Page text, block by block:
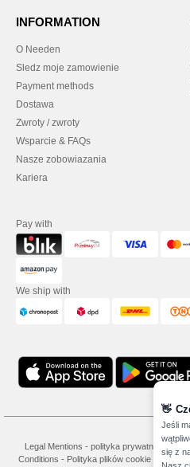
INFORMATION
O Needen
Sledz moje zamowienie
Payment methods
Dostawa
Zwroty / zwroty
Wsparcie & FAQs
Nasze zobowiazania
Kariera
Pay with
We ship with
Legal Mentions - polityka prywatności -
Conditions - Polityka plików cookie Site Map
👋
Jeśli
się z